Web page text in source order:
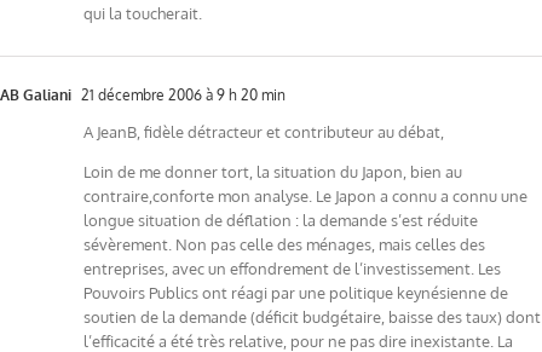
qui la toucherait.
AB Galiani 21 décembre 2006 à 9 h 20 min
A JeanB, fidèle détracteur et contributeur au débat,
Loin de me donner tort, la situation du Japon, bien au
contraire,conforte mon analyse. Le Japon a connu a connu une
longue situation de déflation : la demande s’est réduite
sévèrement. Non pas celle des ménages, mais celles des
entreprises, avec un effondrement de l’investissement. Les
Pouvoirs Publics ont réagi par une politique keynésienne de
soutien de la demande (déficit budgétaire, baisse des taux) dont
l’efficacité a été très relative, pour ne pas dire inexistante. La